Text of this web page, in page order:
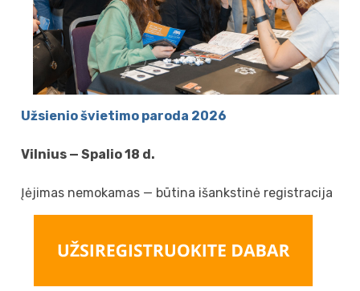
Užsienio švietimo paroda 2026
Vilnius — Spalio 18 d.
Įėjimas nemokamas — būtina išankstinė registracija